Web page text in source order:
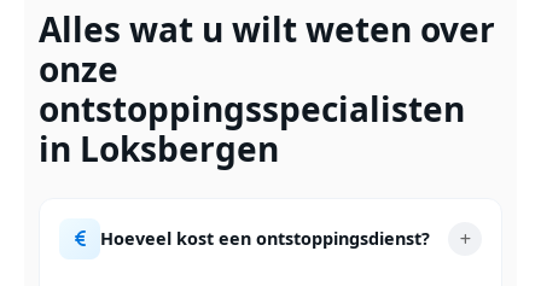
Alles wat u wilt weten over
onze
ontstoppingsspecialisten
in Loksbergen
Hoeveel kost een ontstoppingsdienst?